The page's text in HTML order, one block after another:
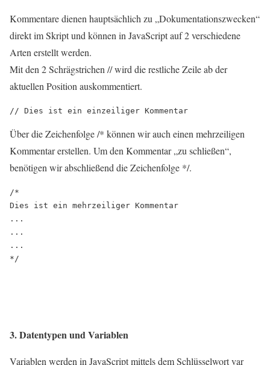
Kommentare dienen hauptsächlich zu „Dokumentationszwecken“
direkt im Skript und können in JavaScript auf 2 verschiedene
Arten erstellt werden.
Mit den 2 Schrägstrichen // wird die restliche Zeile ab der
aktuellen Position auskommentiert.
Über die Zeichenfolge /* können wir auch einen mehrzeiligen
Kommentar erstellen. Um den Kommentar „zu schließen“,
benötigen wir abschließend die Zeichenfolge */.
/*
Dies ist ein mehrzeiliger Kommentar
...
...
...
3. Datentypen und Variablen
Variablen werden in JavaScript mittels dem Schlüsselwort var